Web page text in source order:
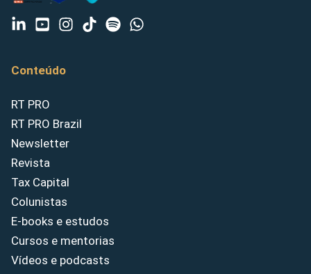
Conteúdo
RT PRO
RT PRO Brazil
Newsletter
Revista
Tax Capital
Colunistas
E-books e estudos
Cursos e mentorias
Vídeos e podcasts